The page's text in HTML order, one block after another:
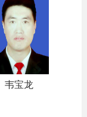
韦宝龙